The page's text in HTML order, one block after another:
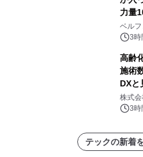
力量
── 敷
ベル
3時
高齢
施術
DXと
株式
3時
テックの新着